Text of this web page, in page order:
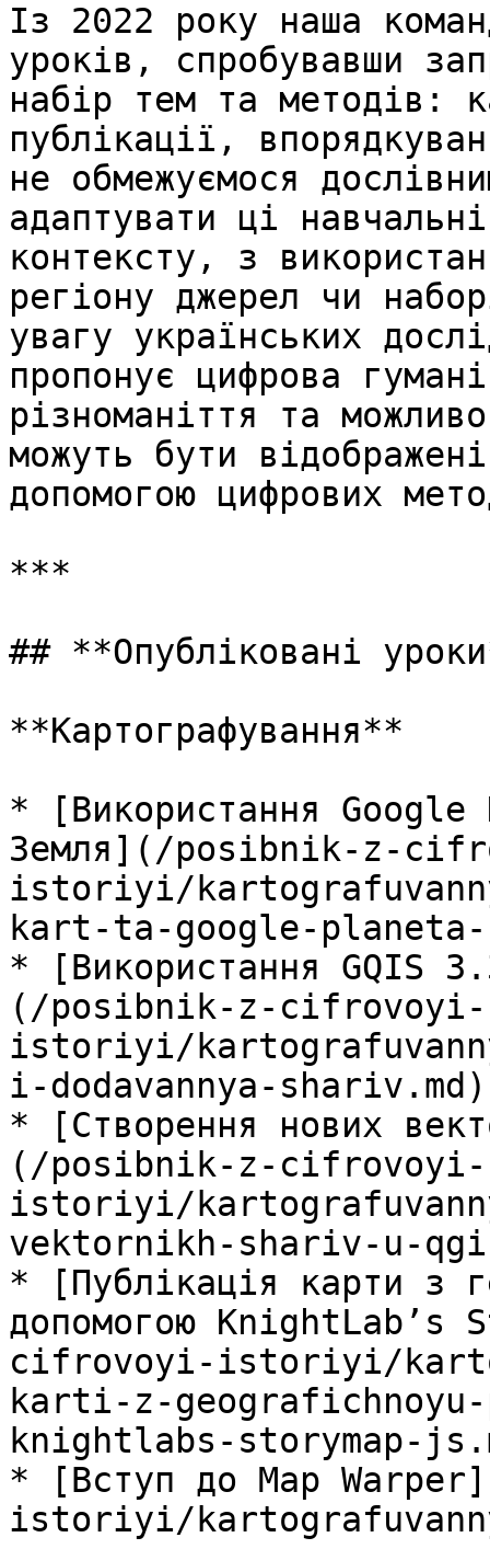
Із 2022 року наша
уроків, спробувавши
набір тем та методів:
публікації,
не обмежуємося
адаптувати ці
контексту, з
регіону джерел чи
увагу українських
пропонує цифрова
різноманіття та
можуть бути
допомогою цифрових
***
## **Опубліковані
**Картографування**
* [Використання Google
Земля](/posibnik-z-
istoriyi/
kart-ta-google-planeta-
* [Використання GQIS
(/posibnik-z-cifrovoyi-
istoriyi/
i-dodavannya-shariv.md)
* [Створення нових
(/posibnik-z-cifrovoyi-
istoriyi/
vektornikh-shariv-u-
* [Публікація карти з
допомогою
cifrovoyi-istoriyi/
karti-z-geografichnoyu-
knightlabs-storymap-
* [Вступ до Map
istoriyi/